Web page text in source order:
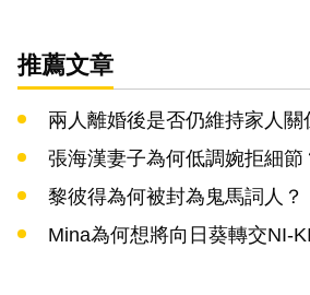
推薦文章
兩人離婚後是否仍維持家人關
張海漢妻子為何低調婉拒細節
黎彼得為何被封為鬼馬詞人？
Mina為何想將向日葵轉交NI-